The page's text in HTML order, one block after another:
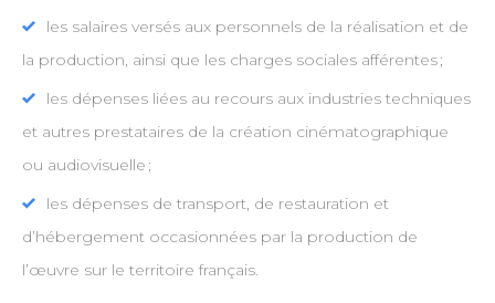
les salaires versés aux personnels de la réalisation et de
la production, ainsi que les charges sociales afférentes ;
les dépenses liées au recours aux industries techniques
et autres prestataires de la création cinématographique
ou audiovisuelle ;
les dépenses de transport, de restauration et
d’hébergement occasionnées par la production de
l’œuvre sur le territoire français.